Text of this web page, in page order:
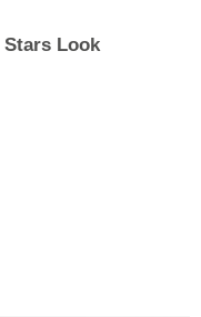
Stars Look